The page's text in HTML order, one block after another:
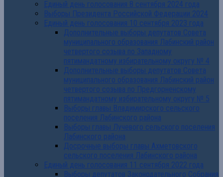
Единый день голосования 8 сентября 2024 года
Выборы Президента Российской Федерации 2024
Единый день голосования 10 сентября 2023 года
Дополнительные выборы депутатов Совета
муниципального образования Лабинский район
четвертого созыва по Западному
пятимандатному избирательному округу № 4
Дополнительные выборы депутатов Совета
муниципального образования Лабинский район
четвертого созыва по Предгорненскому
пятимандатному избирательному округу № 5
Выборы главы Владимирского сельского
поселения Лабинского района
Выборы главы Лучевого сельского поселения
Лабинского района
Досрочные выборы главы Ахметовского
сельского поселения Лабинского района
Единый день голосования 11 сентября 2022 года
Выборы депутатов Законодательного Собрания